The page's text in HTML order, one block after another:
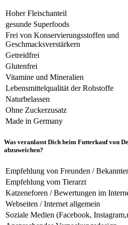
Hoher Fleischanteil
gesunde Superfoods
Frei von Konservierungsstoffen und
Geschmacksverstärkern
Getreidfrei
Glutenfrei
Vitamine und Mineralien
Lebensmittelqualität der Rohstoffe
Naturbelassen
Ohne Zuckerzusatz
Made in Germany
Was veranlasst Dich beim Futterkauf von
abzuweichen?
Empfehlung von Freunden /
Empfehlung vom Tierarzt
Katzeneforen / Bewertungen im
Webseiten / Internet allgemein
Soziale Medien (Facebook,